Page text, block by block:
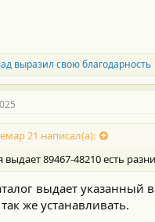
выразил свою благодарность
21 написал(а):
выдает 89467-48210 есть
выдает
же устанавливать.